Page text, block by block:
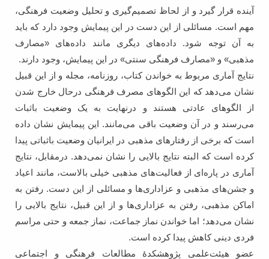
آینده قرار گیرد و از لحاظ تصمیم‌گیری و تحلیل وضعیت فرهنگی،
مهم است. مسائلی از این دست در این پیمایش وجود دارد که باید
به آن توجه شود. داده‌های دیگری مانند داده‌های «مصارف
مذهبی» و «مصارف فرهنگی سنتی» در این پیمایش، وجود دارند.
نتایج آماری مربوط به خواندن کتاب، روزنامه، مجله و از این قبیل
نشان می‌دهد که این الگوهای مصرف فرهنگی درحال خارج شدن
از الگوهای عادتی هستند و درنهایت به یک وضعیت باثبات
می‌رسند و در آن وضعیت باقی می‌مانند. این پیمایش نشان داده
است که برخی از رفتارهای مذهبی در ایرانیان وضعیت باثباتی پیدا
کرده است که البته نتایج بالایی را نشان نمی‌دهد. درمقابل، نتایج
آماری در پاره‌ای از فعالیت‌‌های مذهبی خیلی بالاست، مانند اعیاد
و جشن‌های مذهبی و عزاداری‌ها و مسائلی از این دست. رفتن به
اماکن مذهبی، رفتن به عزاداری‌ها و از این قبیل، نتایج بالایی را
نشان می‌دهد؛ اما خواندن نماز جماعت، نماز جمعه و حتی مراسم
فردی دینی کاهش پیدا کرده است.
عضو هیئت‌علمی پژوهشکدۀ مطالعات فرهنگی و اجتماعی